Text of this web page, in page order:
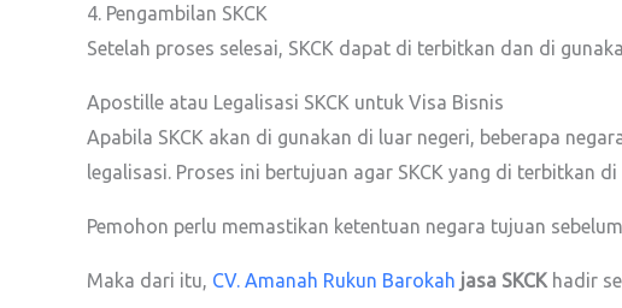
4. Pengambilan SKCK
Setelah proses selesai, SKCK dapat di terbitkan dan di
Apostille atau Legalisasi SKCK untuk Visa Bisnis
Apabila SKCK akan di gunakan di luar negeri, beberapa
legalisasi. Proses ini bertujuan agar SKCK yang di terbitkan
Pemohon perlu memastikan ketentuan negara tujuan
Maka dari itu, CV. Amanah Rukun Barokah jasa SKCK hadir